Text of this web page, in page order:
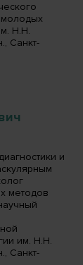
молодых
Н.Н.
Санкт-
и
методов
им. Н.Н.
Санкт-